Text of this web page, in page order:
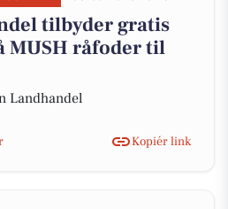
tilbyder gratis
MUSH råfoder til
Landhandel
Kopiér link